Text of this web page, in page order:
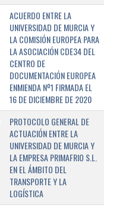
ACUERDO ENTRE LA
UNIVERSIDAD DE MURCIA Y
LA COMISIÓN EUROPEA PARA
LA ASOCIACIÓN CDE34 DEL
CENTRO DE
DOCUMENTACIÓN EUROPEA
ENMIENDA Nº1 FIRMADA EL
16 DE DICIEMBRE DE 2020
PROTOCOLO GENERAL DE
ACTUACIÓN ENTRE LA
UNIVERSIDAD DE MURCIA Y
LA EMPRESA PRIMAFRIO S.L.
EN EL ÁMBITO DEL
TRANSPORTE Y LA
LOGÍSTICA